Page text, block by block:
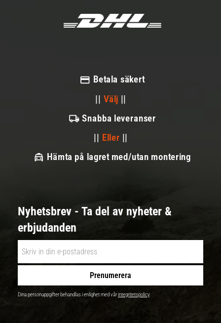
Betala säkert
|| Välj ||
Snabba leveranser
|| Eller ||
Hämta på lagret med/utan montering
Nyhetsbrev - Ta del av nyheter &
erbjudanden
Prenumerera
Dina personuppgifter behandlas i enlighet med vårintegritetspolicy.